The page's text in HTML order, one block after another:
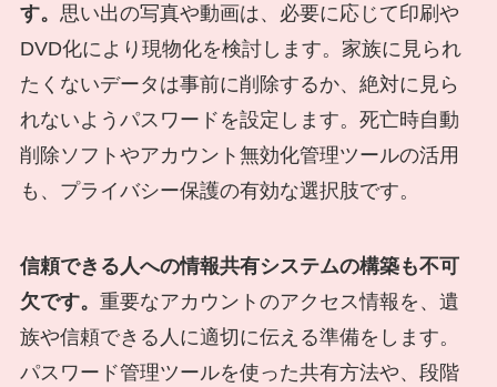
す。 思い出の写真や動画は、必要に応じて印刷や
DVD化により現物化を検討します。家族に見られ
たくないデータは事前に削除するか、絶対に見ら
れないようパスワードを設定します。死亡時自動
削除ソフトやアカウント無効化管理ツールの活用
も、プライバシー保護の有効な選択肢です。
信頼できる人への情報共有システムの構築も不可
欠です。 重要なアカウントのアクセス情報を、遺
族や信頼できる人に適切に伝える準備をします。
パスワード管理ツールを使った共有方法や、段階